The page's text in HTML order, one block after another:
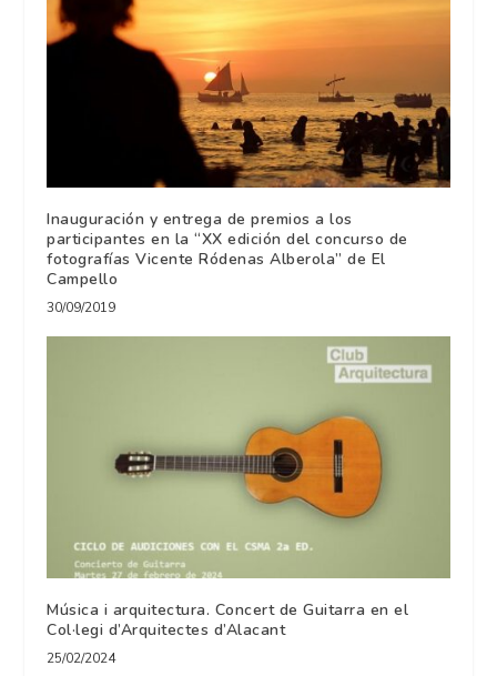
Inauguración y entrega de premios a los
participantes en la “XX edición del concurso de
fotografías Vicente Ródenas Alberola” de El
Campello
30/09/2019
Música i arquitectura. Concert de Guitarra en el
Col·legi d’Arquitectes d’Alacant
25/02/2024